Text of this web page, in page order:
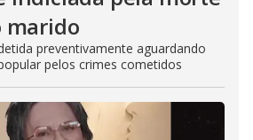
marido
preventivamente aguardando
pelos crimes cometidos